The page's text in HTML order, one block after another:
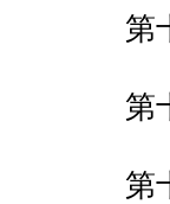
第
第
第